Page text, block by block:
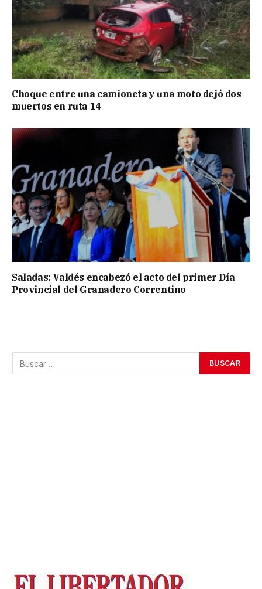
Choque entre una camioneta y una moto dejó dos
muertos en ruta 14
Saladas: Valdés encabezó el acto del primer Día
Provincial del Granadero Correntino